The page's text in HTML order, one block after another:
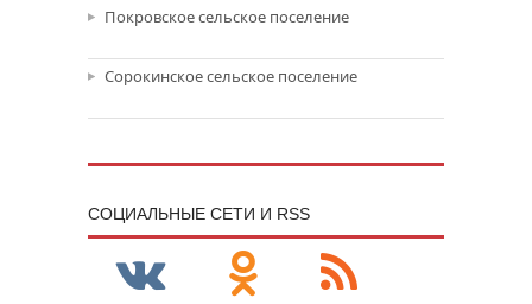
Покровское сельское поселение
Сорокинское сельское поселение
CОЦИАЛЬНЫЕ СЕТИ И RSS